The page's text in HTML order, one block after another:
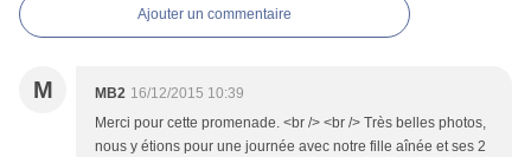
Ajouter un commentaire
M MB2 16/12/2015 10:39
Merci pour cette promenade. <br /> <br /> Très belles photos,
nous y étions pour une journée avec notre fille aînée et ses 2